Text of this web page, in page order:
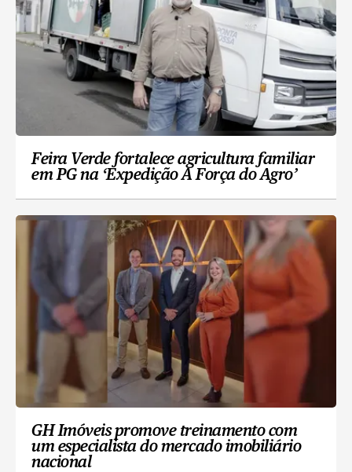
Feira Verde fortalece agricultura familiar
em PG na ‘Expedição A Força do Agro’
GH Imóveis promove treinamento com
um especialista do mercado imobiliário
nacional